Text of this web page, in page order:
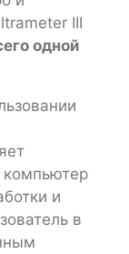
III
одной
компьютер
и
в